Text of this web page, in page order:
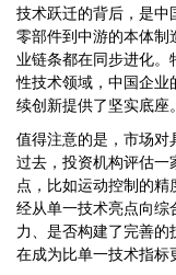
技术跃迁的背后，是
零部件到中游的本体
业链条都在同步进化
性技术领域，中国企
续创新提供了坚实底座。
值得注意的是，市场对
过去，投资机构评估
点，比如运动控制的
经从单一技术亮点向
力、是否构建了完善
在成为比单一技术指标